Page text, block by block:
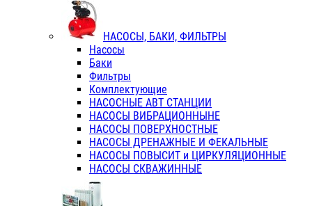
НАСОСЫ, БАКИ, ФИЛЬТРЫ
Насосы
Баки
Фильтры
Комплектующие
НАСОСНЫЕ АВТ СТАНЦИИ
НАСОСЫ ВИБРАЦИОННЫНЕ
НАСОСЫ ПОВЕРХНОСТНЫЕ
НАСОСЫ ДРЕНАЖНЫЕ И ФЕКАЛЬНЫЕ
НАСОСЫ ПОВЫСИТ и ЦИРКУЛЯЦИОННЫЕ
НАСОСЫ СКВАЖИННЫЕ